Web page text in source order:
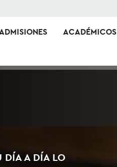
ACADÉMICOS
DÍA A DÍA LO